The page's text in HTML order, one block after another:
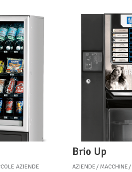
AZIENDE
Brio Up
AZIENDE MACCHINE